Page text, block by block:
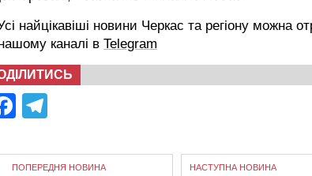
найцікавіші новини Черкас та регіону можна
каналі в Telegram
Facebook
ПОПЕРЕДНЯ НОВИНА НАСТУПНА НОВИНА